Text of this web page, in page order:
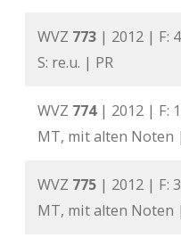
WVZ 773 | 2012 | F:
S: re.u. | PR
WVZ 774 | 2012 | F:
MT, mit alten Noten
WVZ 775 | 2012 | F:
MT, mit alten Noten